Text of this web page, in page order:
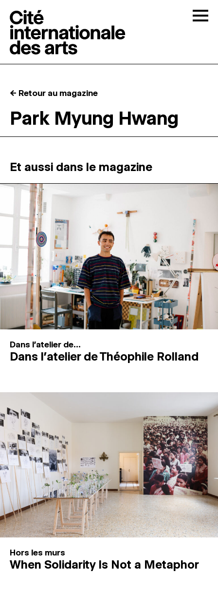
RÉSIDENCES ↓
ATELIERS OUVERTS
PROGRAMMATION
MAGAZINE
ESPACES DE PRATIQUE ARTISTIQUE ↓
Recherche
Connexion
← Retour au magazine
Park Myung Hwang
Et aussi dans le magazine
Dans l'atelier de...
Dans l’atelier de Théophile Rolland
Hors les murs
When Solidarity Is Not a Metaphor